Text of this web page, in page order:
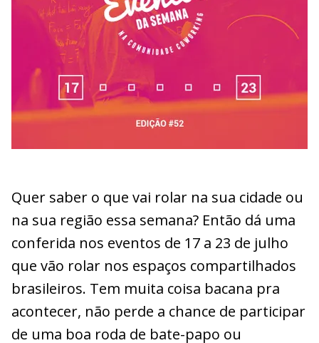
Quer saber o que vai rolar na sua cidade ou
na sua região essa semana? Então dá uma
conferida nos eventos de 17 a 23 de julho
que vão rolar nos espaços compartilhados
brasileiros. Tem muita coisa bacana pra
acontecer, não perde a chance de participar
de uma boa roda de bate-papo ou